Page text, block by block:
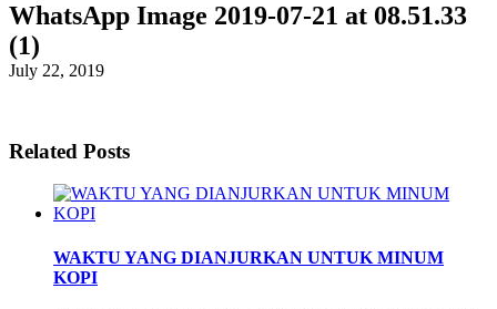
WhatsApp Image 2019-07-21 at 08.51.33
(1)
July 22, 2019
Related Posts
WAKTU YANG DIANJURKAN UNTUK MINUM
KOPI